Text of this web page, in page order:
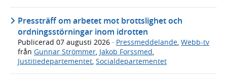
Pressträff om arbetet mot brottslighet och
ordningsstörningar inom idrotten
Publicerad 07 augusti 2026 · Pressmeddelande, Webb-tv
från Gunnar Strömmer, Jakob Forssmed,
Justitiedepartementet, Socialdepartementet